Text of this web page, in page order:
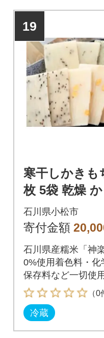
19
寒干しかきも
枚 5袋 乾燥
川県産神楽糯米
石川県小松市
寄付金額
石川県産糯米「神
0%使用着色料・化
保存料など一切使
ませんお餅を寒仕
ゆっくりと干し上
統の味です。
（0
冷蔵